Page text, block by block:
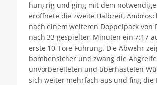
hungrig und ging mit dem
eröffnete die zweite Halbzeit,
nach einem weiteren Doppelpack von
nach 33 gespielten Minuten ein 7:17
erste 10-Tore Führung. Die Abwehr
bombensicher und zwang die
unvorbereiteten und überhasteten
sich weiter mehrfach aus und fing die